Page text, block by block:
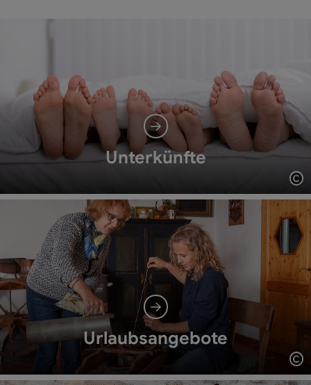
Unterkünfte
Urlaubsangebote